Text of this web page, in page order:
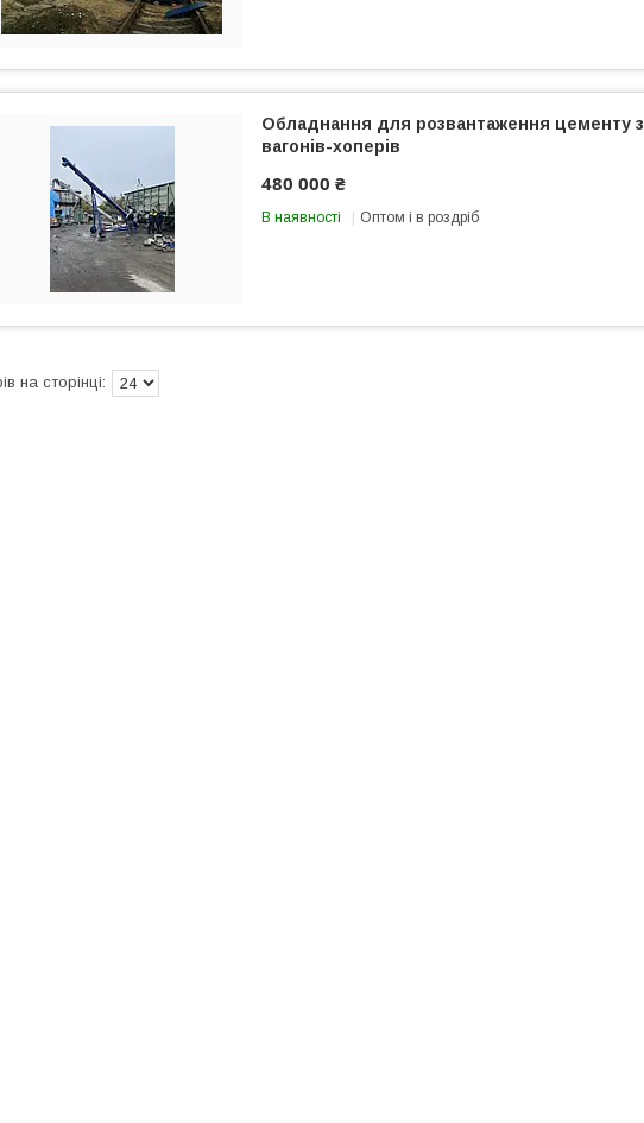
Обладнання для розвантаження цементу з
вагонів-хоперів
480 000 ₴
В наявності Оптом і в роздріб